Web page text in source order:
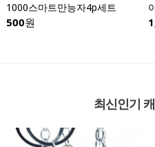
1000스마트만능자4p세트
500원
최신인기